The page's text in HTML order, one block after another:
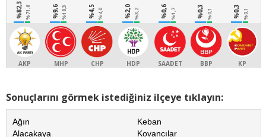
%82,3 %71,6
AKP
%9,6 %18,3
MHP
%4,5 %4,0
CHP
%2,0 %3,2
HDP
%0,6 %1,7
SAADET
%0,3 %0,1
BBP
%0,3 %0,1
KP
Sonuçlarını görmek istediğiniz ilçeye tıklayın:
Ağın
Alacakaya
Keban
Kovancılar